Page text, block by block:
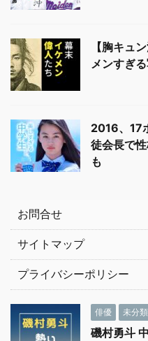
【胸キュ
メンすぎ
2016、17
徒会長で
も
お問合せ
サイトマップ
プライバシーポリシー
俳優 未分類
磯村勇斗